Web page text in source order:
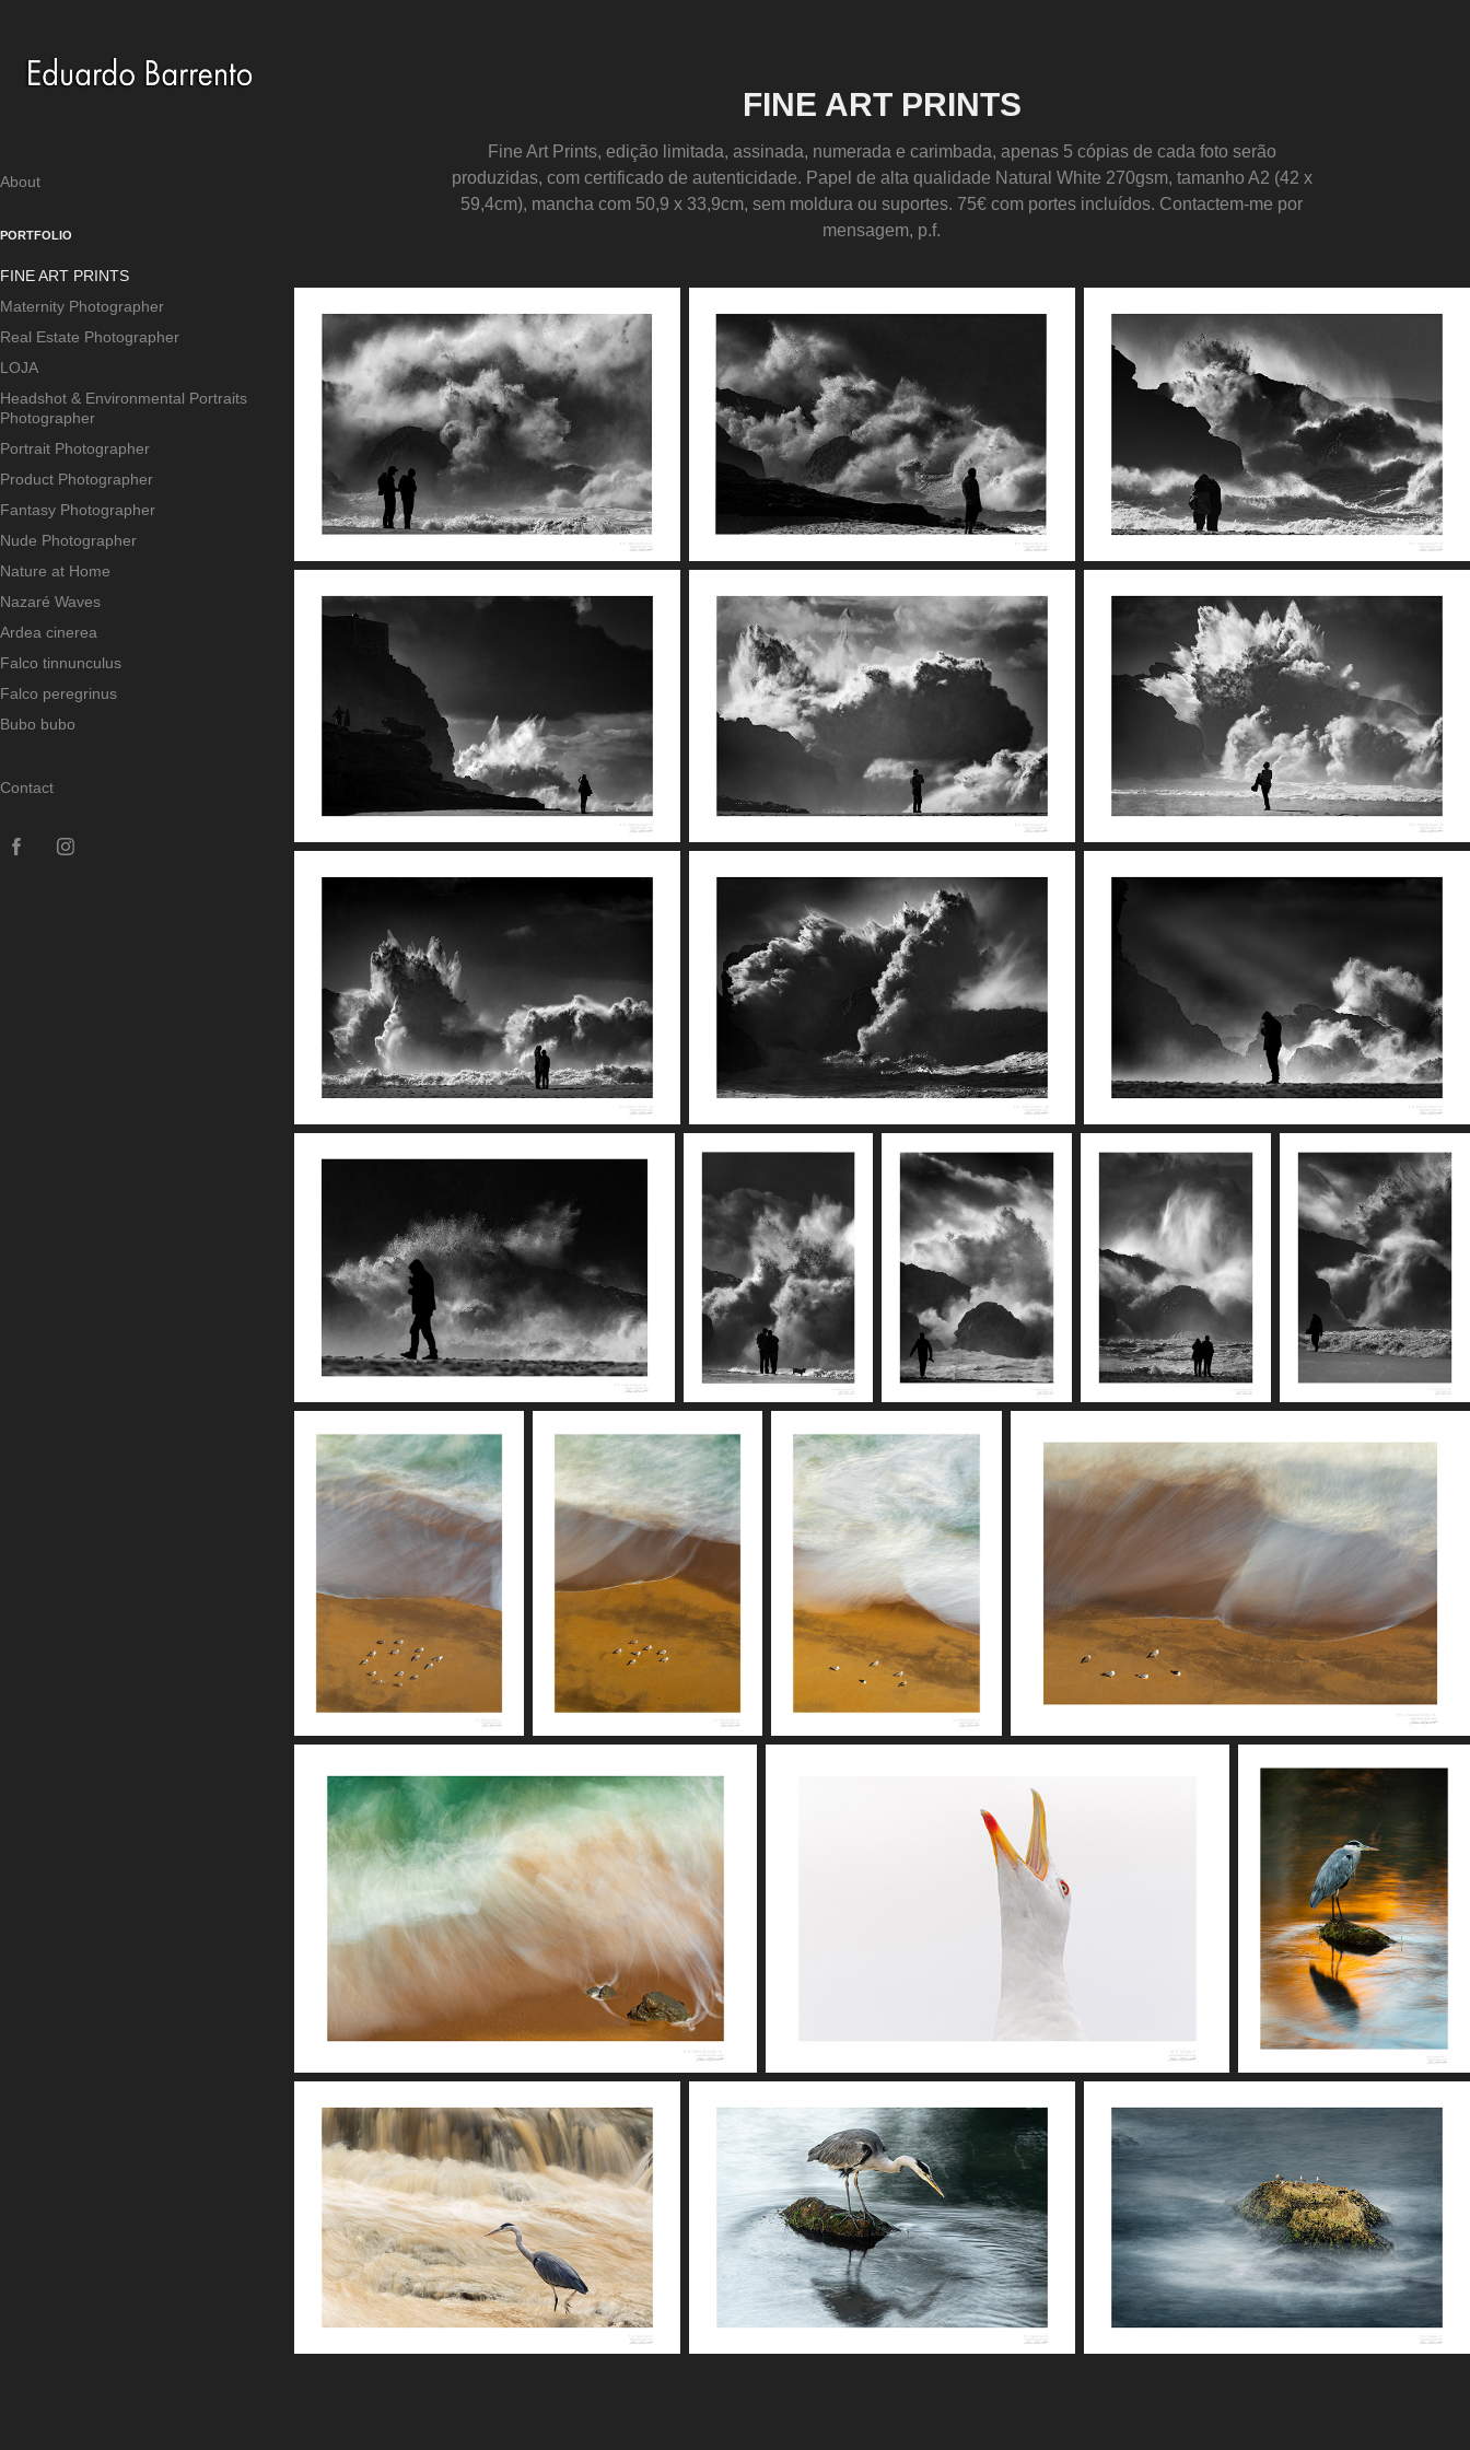
About
PORTFOLIO
FINE ART PRINTS
Maternity Photographer
Real Estate Photographer
LOJA
Headshot & Environmental Portraits
Photographer
Portrait Photographer
Product Photographer
Fantasy Photographer
Nude Photographer
Nature at Home
Nazaré Waves
Ardea cinerea
Falco tinnunculus
Falco peregrinus
Bubo bubo
Contact
FINE ART PRINTS
Fine Art Prints, edição limitada, assinada, numerada e carimbada, apenas 5 cópias de cada foto serão
produzidas, com certificado de autenticidade. Papel de alta qualidade Natural White 270gsm, tamanho A2 (42 x
59,4cm), mancha com 50,9 x 33,9cm, sem moldura ou suportes. 75€ com portes incluídos. Contactem-me por
mensagem, p.f.